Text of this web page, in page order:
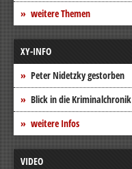
weitere Themen
XY-INFO
Peter Nidetzky gestorben
Blick in die Kriminalchronik
weitere Infos
VIDEO